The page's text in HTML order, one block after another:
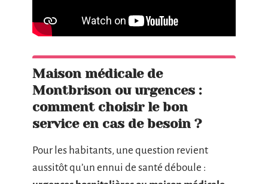
Maison médicale de
Montbrison ou urgences :
comment choisir le bon
service en cas de besoin ?
Pour les habitants, une question revient
aussitôt qu’un ennui de santé déboule :